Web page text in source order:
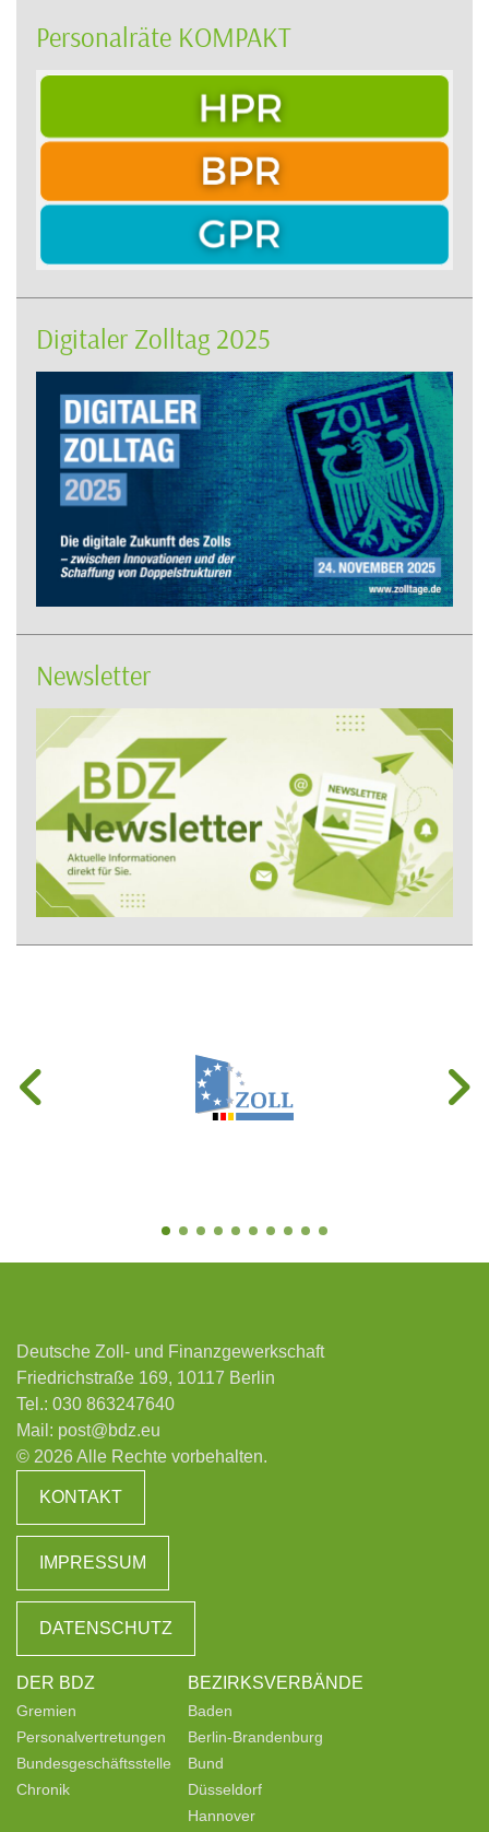
Personalräte KOMPAKT
Digitaler Zolltag 2025
Newsletter
Deutsche Zoll- und Finanzgewerkschaft
Friedrichstraße 169, 10117 Berlin
Tel.: 030 863247640
Mail: post@bdz.eu
© 2026 Alle Rechte vorbehalten.
KONTAKT
IMPRESSUM
DATENSCHUTZ
DER BDZ
Gremien
Personalvertretungen
Bundesgeschäftsstelle
Chronik
BEZIRKSVERBÄNDE
Baden
Berlin-Brandenburg
Bund
Düsseldorf
Hannover